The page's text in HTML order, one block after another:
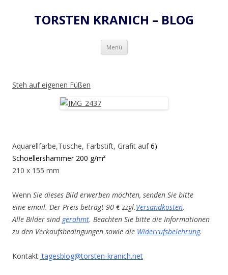
TORSTEN KRANICH – BLOG
Menü Zum
springen
Steh auf eigenen Füßen
Aquarellfarbe,Tusche, Farbstift, Grafit auf6)
Schoellershammer 200 g/m²
210 x 155 mm
Wenn Sie dieses Bild erwerben möchten, senden Sie bitte
eine email. Der Preis beträgt 90 € zzgl.Versandkosten.
Alle Bilder sind gerahmt. Beachten Sie bitte die Informationen
zu den Verkaufsbedingungen sowie die Widerrufsbelehrung.
Kontakt: tagesblog@torsten-kranich.net